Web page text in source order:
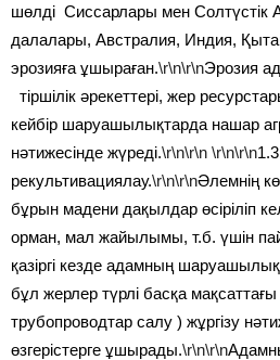
шөлді Сиссарлары мен Солтүстік
далалары, Австралия, Индия,
эрозияға ұшыраған.\r\n\r\nЭрозия
тіршілік әрекеттері, жер
кейбір шаруашылықтарда нашар
нәтижесінде жүреді.\r\n\r\n \r\n\r\n
рекультивациялау.\r\n\r\nӘлемнің
бұрын мадени дақылдар өсіріліп
орман, мал жайылымы, т.б. үшін
қазіргі кезде адамның шаруашылық
бұл жерлер түрлі басқа
трубопроводтар салу ) жұргізу
өзгерістерге ұшырады.\r\n\r\n